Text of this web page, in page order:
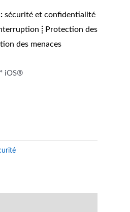
sécurité et confidentialité
⁞Protection des
des menaces
iOS®